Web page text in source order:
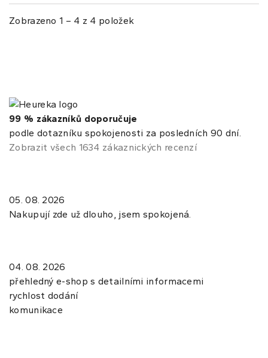
Zobrazeno 1 – 4 z 4 položek
99 % zákazníků doporučuje
podle dotazníku spokojenosti za posledních 90 dní.
Zobrazit všech 1634 zákaznických recenzí
05. 08. 2026
Nakupují zde už dlouho, jsem spokojená.
04. 08. 2026
přehledný e-shop s detailními informacemi
rychlost dodání
komunikace